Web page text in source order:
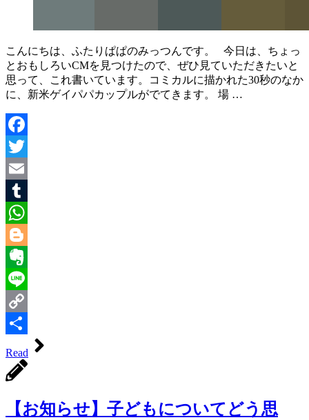
こんにちは、ふたりぱぱのみっつんです。 今日は、ちょっ
とおもしろいCMを見つけたので、ぜひ見ていただきたいと
思って、これ書いています。コミカルに描かれた30秒のなか
に、新米ゲイパパカップルがでてきます。 場 …
Facebook
Twitter
Email
Tumblr
WhatsApp
Blogger
Evernote
Line
Copy
有
Read
【お知らせ】子どもについてどう思